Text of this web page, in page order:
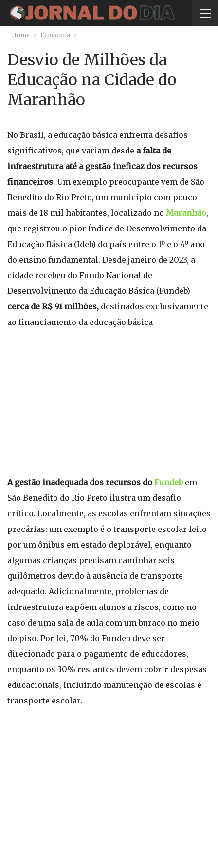
Home Economia
Desvio de Milhões da
Educação na Cidade do
Maranhão
No Brasil, a educação básica enfrenta desafios
significativos, que variam desde a falta de
infraestrutura até a gestão ineficaz dos recursos
financeiros. Um exemplo preocupante vem de São
Benedito do Rio Preto, um município com pouco
mais de 18 mil habitantes, localizado no Maranhão,
que registrou o pior Índice de Desenvolvimento da
Educação Básica (Ideb) do país entre o 1º e o 4º ano
do ensino fundamental. Desde janeiro de 2023, a
cidade recebeu do Fundo Nacional de
Desenvolvimento da Educação Básica (Fundeb)
cerca de R$ 91 milhões, destinados exclusivamente
ao financiamento da educação básica
A gestão inadequada dos recursos do Fundeb em
São Benedito do Rio Preto ilustra um desafio
crítico. Localmente, as escolas enfrentam situações
precárias: um exemplo é o transporte escolar feito
por um ônibus em estado deplorável, enquanto
algumas crianças precisam caminhar seis
quilômetros devido à ausência de transporte
adequado. Adicionalmente, problemas de
infraestrutura expõem alunos a riscos, como no
caso de uma sala de aula com um buraco no meio
do piso. Por lei, 70% do Fundeb deve ser
direcionado para o pagamento de educadores,
enquanto os 30% restantes devem cobrir despesas
educacionais, incluindo manutenção de escolas e
transporte escolar.